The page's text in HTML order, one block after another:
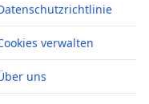
verwalten
uns